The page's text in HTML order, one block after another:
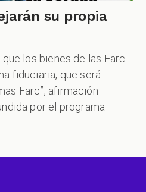
su propia
los bienes de las Farc
fiduciaria, que será
Farc”, afirmación
por el programa